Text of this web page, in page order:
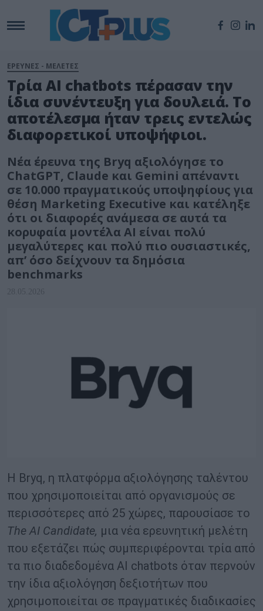
ΕΡΕΥΝΕΣ - ΜΕΛΕΤΕΣ
Τρία AI chatbots πέρασαν την
ίδια συνέντευξη για δουλειά. Το
αποτέλεσμα ήταν τρεις εντελώς
διαφορετικοί υποψήφιοι.
Νέα έρευνα της Bryq αξιολόγησε το
ChatGPT, Claude και Gemini απέναντι
σε 10.000 πραγματικούς υποψηφίους για
θέση Marketing Executive και κατέληξε
ότι οι διαφορές ανάμεσα σε αυτά τα
κορυφαία μοντέλα ΑΙ είναι πολύ
μεγαλύτερες και πολύ πιο ουσιαστικές,
απ’ όσο δείχνουν τα δημόσια
benchmarks
28.05.2026
Η Bryq, η πλατφόρμα αξιολόγησης ταλέντου
που χρησιμοποιείται από οργανισμούς σε
περισσότερες από 25 χώρες, παρουσίασε το
The AI Candidate, μια νέα ερευνητική μελέτη
που εξετάζει πώς συμπεριφέρονται τρία από
τα πιο διαδεδομένα AI chatbots όταν περνούν
την ίδια αξιολόγηση δεξιοτήτων που
χρησιμοποιείται σε πραγματικές διαδικασίες